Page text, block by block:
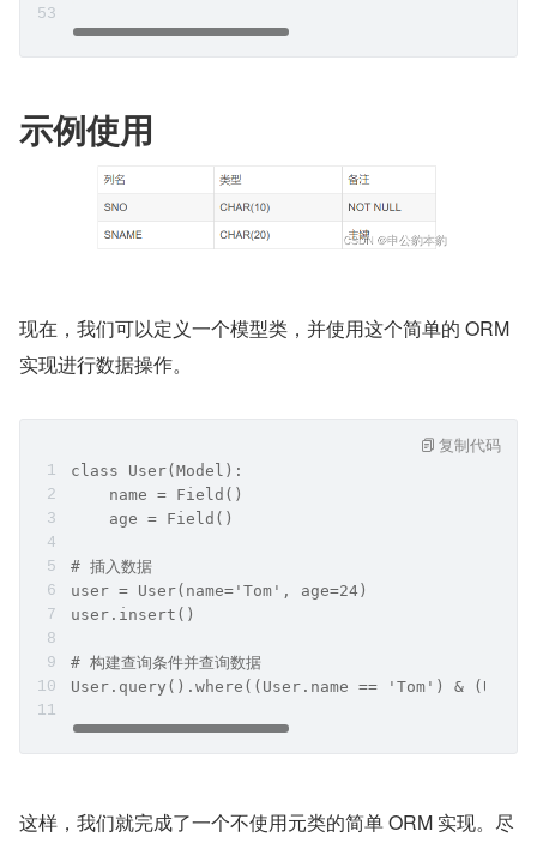
示例使用
现在，我们可以定义一个模型类，并使用这个简单的 ORM
实现进行数据操作。
class User(Model):
    name = Field()
    age = Field()
# 插入数据
user = User(name='Tom', age=24)
user.insert()
# 构建查询条件并查询数据
User.query().where((User.name == 'Tom') &
复制代码
这样，我们就完成了一个不使用元类的简单 ORM 实现。尽